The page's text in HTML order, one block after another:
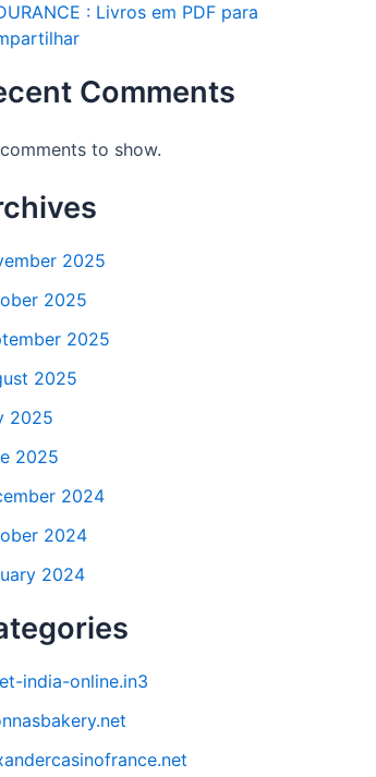
: Livros em PDF para
Comments
to show.
2025
2025
2025
2025
2025
2025
2024
2024
2024
india-online.in3